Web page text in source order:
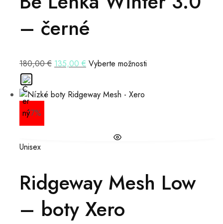
– černé
180,00€ 135,00 € Vyberte možnosti
- 17%
Unisex
Ridgeway Mesh Low
– boty Xero